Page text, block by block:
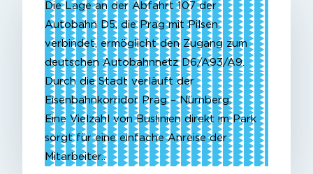
Die Lage an der Abfahrt 107 der
Autobahn D5, die Prag mit Pilsen
verbindet, ermöglicht den Zugang zum
deutschen Autobahnnetz D6/A93/A9.
Durch die Stadt verläuft der
Eisenbahnkorridor Prag – Nürnberg.
Eine Vielzahl von Buslinien direkt im Park
sorgt für eine einfache Anreise der
Mitarbeiter..